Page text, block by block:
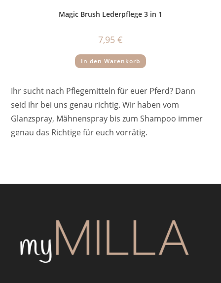
Magic Brush Lederpflege 3 in 1
7,95 €
In den Warenkorb
Ihr sucht nach Pflegemitteln für euer Pferd? Dann
seid ihr bei uns genau richtig. Wir haben vom
Glanzspray, Mähnenspray bis zum Shampoo immer
genau das Richtige für euch vorrätig.